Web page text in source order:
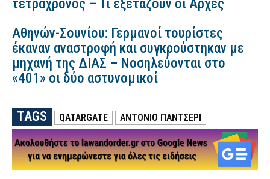
τετράχρονος – Τι εξετάζουν οι Αρχές
Αθηνών-Σουνίου: Γερμανοί τουρίστες
έκαναν αναστροφή και συγκρούστηκαν με
μηχανή της ΔΙΑΣ – Νοσηλεύονται στο
«401» οι δύο αστυνομικοί
TAGS QATARGATE ΑΝΤΌΝΙΟ ΠΑΝΤΣΈΡΙ